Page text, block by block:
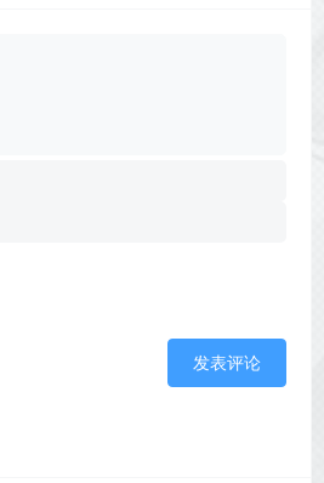
发表评论